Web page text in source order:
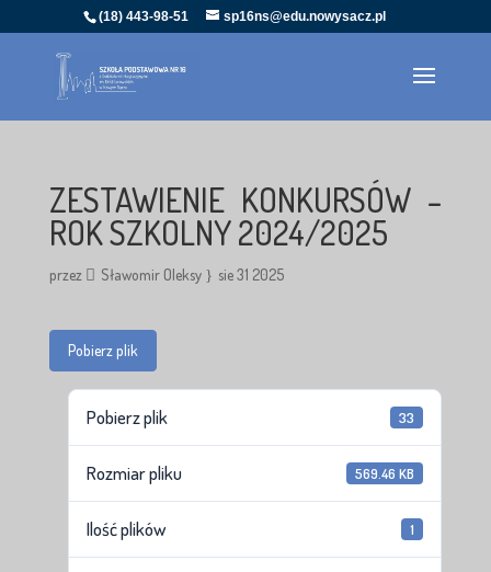
(18) 443-98-51 sp16ns@edu.nowysacz.pl
ZESTAWIENIE KONKURSÓW –
ROK SZKOLNY 2024/2025
przez Sławomir Oleksy sie 31 2025
Pobierz plik
Pobierz plik 33
Rozmiar pliku 569.46 KB
Ilość plików 1